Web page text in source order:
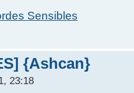
Sensibles
{Ashcan}
23:18